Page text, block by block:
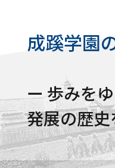
成蹊学園
ー 歩みを
発展の歴史